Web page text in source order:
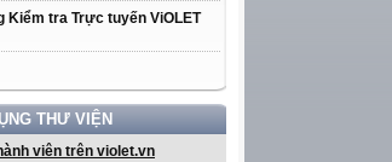
Kiểm tra Trực tuyến ViOLET
THƯ VIỆN
viên trên violet.vn